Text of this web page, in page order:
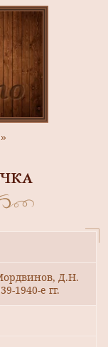
Д.Н.
1940-е гг.